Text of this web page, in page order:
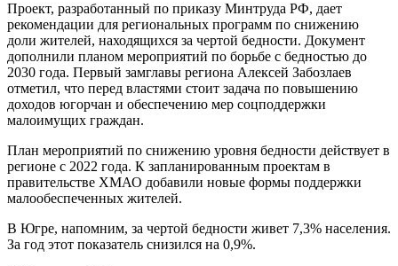
Проект, разработанный по приказу Минтруда РФ, дает
рекомендации для региональных программ по снижению
доли жителей, находящихся за чертой бедности. Документ
дополнили планом мероприятий по борьбе с бедностью до
2030 года. Первый замглавы региона Алексей Забозлаев
отметил, что перед властями стоит задача по повышению
доходов югорчан и обеспечению мер соцподдержки
малоимущих граждан.
План мероприятий по снижению уровня бедности действует в
регионе с 2022 года. К запланированным проектам в
правительстве ХМАО добавили новые формы поддержки
малообеспеченных жителей.
В Югре, напомним, за чертой бедности живет 7,3% населения.
За год этот показатель снизился на 0,9%.